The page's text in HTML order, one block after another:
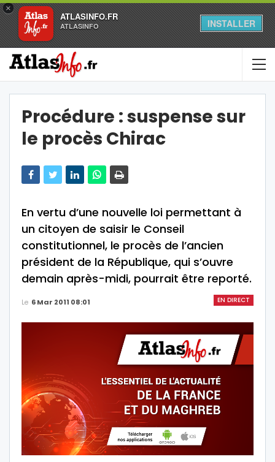
×
ATLASINFO.FR
ATLASINFO INSTALLER
Procédure : suspense sur
le procès Chirac
En vertu d’une nouvelle loi permettant à
un citoyen de saisir le Conseil
constitutionnel, le procès de l’ancien
président de la République, qui s’ouvre
demain après-midi, pourrait être reporté.
EN DIRECT
Le 6 Mar 2011 08:01